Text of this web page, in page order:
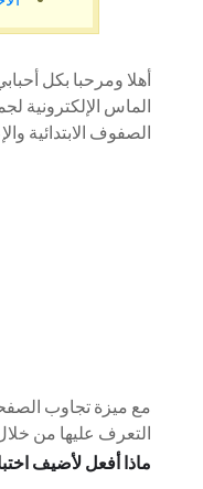
أهلا ومرحبا بكل
الماس الإلكترونية
الصفوف الابتدائية
مع ميزة تجاوب
التعرف عليها من
ماذا أفعل لأضيف